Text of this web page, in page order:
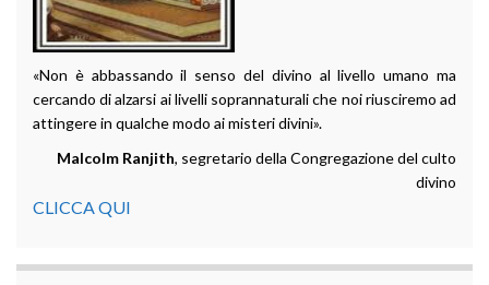
«Non è abbassando il senso del divino al livello umano ma
cercando di alzarsi ai livelli soprannaturali che noi riusciremo ad
attingere in qualche modo ai misteri divini».
Malcolm Ranjith, segretario della Congregazione del culto
divino
CLICCA QUI